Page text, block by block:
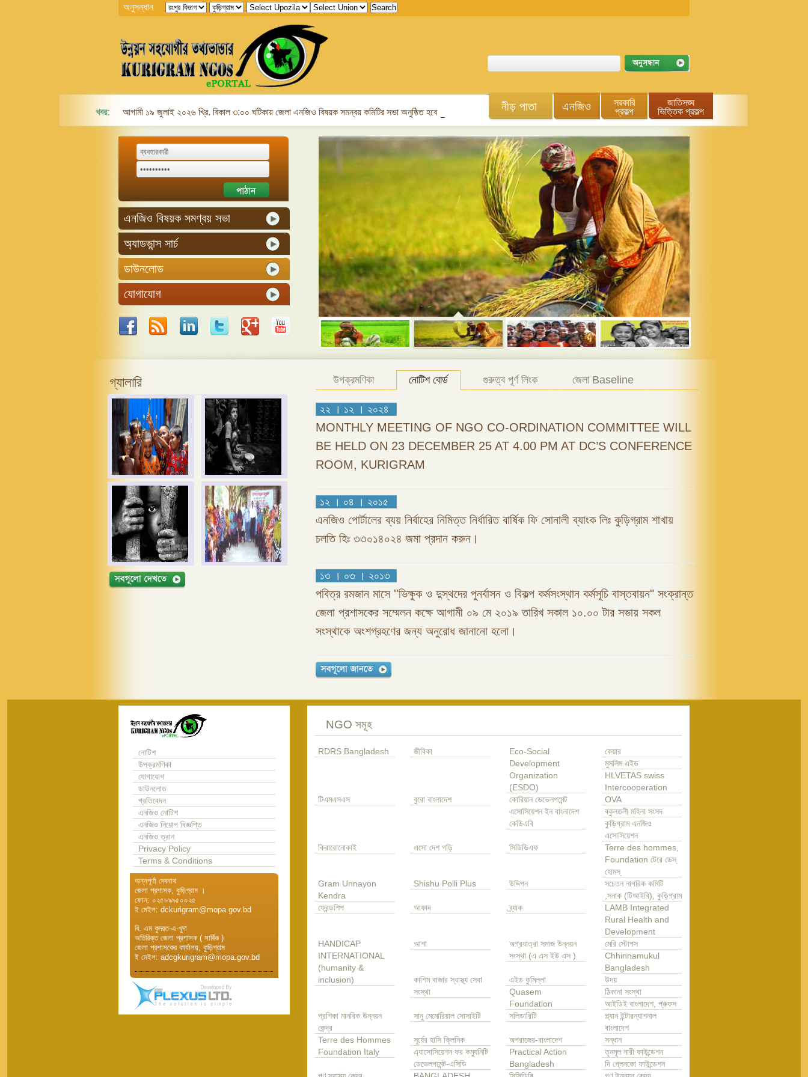
অনুসন্ধান
খবর: আগামী ১৯ জুলাই ২০২৬ খ্রি. বিকাল ৩:০০ ঘটিকায় জেলা এনজিও বিষয়ক সমন্বয় কমিটির সভা অনুষ্ঠিত হবে। নীড় পাতা এনজিও
সরকারি
প্রকল্প
জাতিসঙ্ঘ
ভিত্তিক প্রকল্প
এনজিও বিষয়ক সমণ্বয় সভা
অ্যাডভান্স সার্চ
ডাউনলোড
যোগাযোগ
গ্যালারি উপক্রমণিকা নোটিশ বোর্ড গুরুত্ব পূর্ণ লিংক জেলা Baseline
২২ । ১২ । ২০২৪
MONTHLY MEETING OF NGO CO-ORDINATION COMMITTEE WILL
BE HELD ON 23 DECEMBER 25 AT 4.00 PM AT DC’S CONFERENCE
ROOM, KURIGRAM
১২ । ০৪ । ২০১৫
এনজিও পোর্টালের ব্যয় নির্বাহের নিমিত্ত নির্ধারিত বার্ষিক ফি সোনালী ব্যাংক লিঃ কুড়িগ্রাম শাখায়
চলতি হিঃ ৩৩০১৪০২৪ জমা প্রদান করুন।
১৩ । ০৩ । ২০১৩
পবিত্র রমজান মাসে ''ভিক্ষুক ও দুস্থদের পুনর্বাসন ও বিকল্প কর্মসংস্থান কর্মসূচি বাস্তবায়ন" সংক্রান্ত
জেলা প্রশাসকের সম্মেলন কক্ষে আগামী ০৯ মে ২০১৯ তারিখ সকাল ১০.০০ টার সভায় সকল
সংস্থাকে অংশগ্রহণের জন্য অনুরোধ জানানো হলো।
নোটিশ
উপক্রমণিকা
যোগাযোগ
ডাউনলোড
প্রতিবেদন
এনজিও নোটিশ
এনজিও নিয়োগ বিজ্ঞপ্তি
এনজিও ত্রান
Privacy Policy
Terms & Conditions
অন্নপূর্ণা দেবনাথ
জেলা প্রশাসক, কুড়িগ্রাম ।
ফোন: ০২৫৮৯৯৫০০২৫
ই মেইল: dckurigram@mopa.gov.bd
বি. এম কুদরত-এ-খুদা
অতিরিক্ত জেলা প্রশাসক ( সার্বিক )
জেলা প্রশাসকের কার্যালয়, কুড়িগ্রাম
ই মেইল: adcgkurigram@mopa.gov.bd
NGO সমূহ
RDRS Bangladesh জীবিকা
Eco-Social
Development
Organization
(ESDO)
কেয়ার
মুসলিম এইড
HLVETAS swiss
Intercooperation
টিএমএসএস
বুরো বাংলাদেশ
কোরিয়ান ডেভেলপমেন্ট
এসোসিয়েশন ইন বাংলাদেশ
কেডিএবি
OVA
বকুলতলী মহিলা সংসদ
কুড়িগ্রাম এনজিও
এসোসিয়েশন
কিরারোনোকাই
এসো দেশ গড়ি সিডিডিএফ
Terre des hommes,
Foundation টেরে ডেস্
হোমস্
Gram Unnayon
Kendra
Shishu Polli Plus উদ্দিপন
সচেতন নাগরিক কমিটি
,সনাক (টিআইবি), কুড়িগ্রাম
ফ্রেন্ডশিপ
আফাদ ব্র্যাক
LAMB Integrated
Rural Health and
Development
HANDICAP
INTERNATIONAL
(humanity &
inclusion)
আশা
অগ্রযাত্রা সমাজ উন্নয়ন
সংস্থা (এ এস ইউ এস )
মেরি স্টোপস
Chhinnamukul
Bangladesh
কাশিম বাজার স্বাস্থ্য সেবা
সংস্থা
এইড কুমিল্লা
উদয়
Quasem
Foundation
ঠিকানা সংস্থা
আইডিই বাংলাদেশ, প্রুফস
প্রশিকা মানবিক উন্নয়ন
কেন্দ্র
সানু মেমোরিয়াল সোসাইটি সলিডারিটি
প্ল্যান ইন্টারন্যাশনাল
বাংলাদেশ
Terre des Hommes
Foundation Italy
সূর্যের হাসি ক্লিনিক অপরাজেয়-বাংলাদেশ
সন্ধান
এ্যাসোসিয়েশন ফর কম্যুনিটি
ডেভেলপমেন্ট-এসিডি
Practical Action
Bangladesh
তৃনমূল নারী ফাউন্ডেশন
দি গ্লেনকো ফাউন্ডেশন